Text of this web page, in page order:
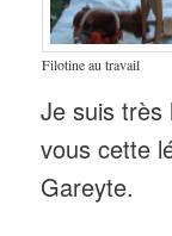
Filotine au travail
Je suis très
vous cette
Gareyte.